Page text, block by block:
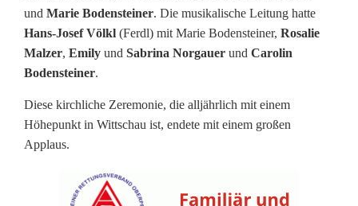
P
a
e
r
und Marie Bodensteiner. Die musikalische Leitung hatte
Hans-Josef Völkl (Ferdl) mit Marie Bodensteiner, Rosalie
Malzer, Emily und Sabrina Norgauer und Carolin
Bodensteiner.
Diese kirchliche Zeremonie, die alljährlich mit einem
Höhepunkt in Wittschau ist, endete mit einem großen
Applaus.